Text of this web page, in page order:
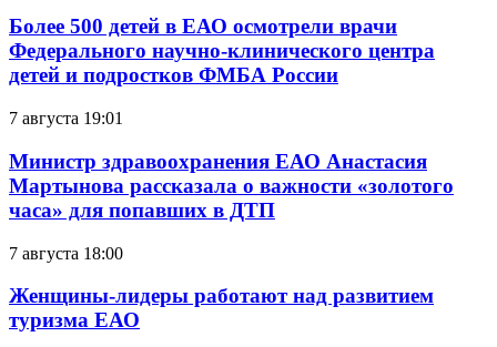
Более 500 детей в ЕАО осмотрели врачи
Федерального научно-клинического центра
детей и подростков ФМБА России
7 августа 19:01
Министр здравоохранения ЕАО Анастасия
Мартынова рассказала о важности «золотого
часа» для попавших в ДТП
7 августа 18:00
Женщины-лидеры работают над развитием
туризма ЕАО